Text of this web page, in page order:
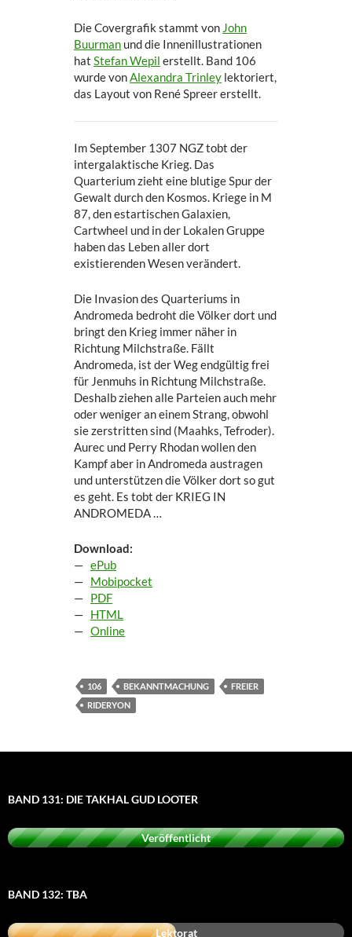
Die Covergrafik stammt von John
Buurman und die Innenillustrationen
hatStefan Wepil erstellt. Band 106
wurde vonAlexandra Trinley lektoriert,
das Layout von René Spreer erstellt.
Im September 1307 NGZ tobt der
intergalaktische Krieg. Das
Quarterium zieht eine blutige Spur der
Gewalt durch den Kosmos. Kriege in M
87, den estartischen Galaxien,
Cartwheel und in der Lokalen Gruppe
haben das Leben aller dort
existierenden Wesen verändert.
Die Invasion des Quarteriums in
Andromeda bedroht die Völker dort und
bringt den Krieg immer näher in
Richtung Milchstraße. Fällt
Andromeda, ist der Weg endgültig frei
für Jenmuhs in Richtung Milchstraße.
Deshalb ziehen alle Parteien auch mehr
oder weniger an einem Strang, obwohl
sie zerstritten sind (Maahks, Tefroder).
Aurec und Perry Rhodan wollen den
Kampf aber in Andromeda austragen
und unterstützen die Völker dort so gut
es geht. Es tobt der KRIEG IN
ANDROMEDA …
Download:
—ePub
— Mobipocket
— PDF
— HTML
—Online
106 BEKANNTMACHUNG
FREIER
RIDERYON
BAND 131: DIE TAKHAL GUD LOOTER
Veröffentlicht
BAND 132: TBA
Lektorat